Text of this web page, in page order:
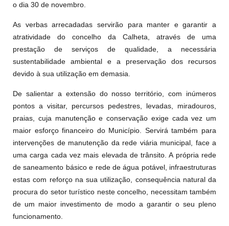
o dia 30 de novembro.
As verbas arrecadadas servirão para manter e garantir a
atratividade do concelho da Calheta, através de uma
prestação de serviços de qualidade, a necessária
sustentabilidade ambiental e a preservação dos recursos
devido à sua utilização em demasia.
De salientar a extensão do nosso território, com inúmeros
pontos a visitar, percursos pedestres, levadas, miradouros,
praias, cuja manutenção e conservação exige cada vez um
maior esforço financeiro do Município. Servirá também para
intervenções de manutenção da rede viária municipal, face a
uma carga cada vez mais elevada de trânsito. A própria rede
de saneamento básico e rede de água potável, infraestruturas
estas com reforço na sua utilização, consequência natural da
procura do setor turístico neste concelho, necessitam também
de um maior investimento de modo a garantir o seu pleno
funcionamento.